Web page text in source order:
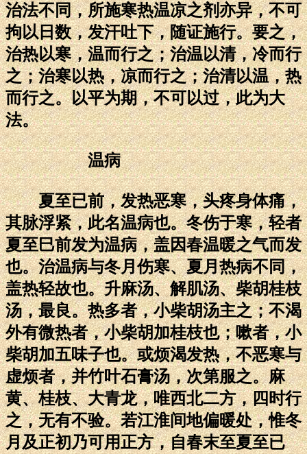
治法不同，所施寒热温凉之剂亦异，不可
拘以日数，发汗吐下，随证施行。要之，
治热以寒，温而行之；治温以清，冷而行
之；治寒以热，凉而行之；治清以温，热
而行之。以平为期，不可以过，此为大
法。
温病
夏至已前，发热恶寒，头疼身体痛，
其脉浮紧，此名温病也。冬伤于寒，轻者
夏至巳前发为温病，盖因春温暖之气而发
也。治温病与冬月伤寒、夏月热病不同，
盖热轻故也。升麻汤、解肌汤、柴胡桂枝
汤，最良。热多者，小柴胡汤主之；不渴
外有微热者，小柴胡加桂枝也；嗽者，小
柴胡加五味子也。或烦渴发热，不恶寒与
虚烦者，并竹叶石膏汤，次第服之。麻
黄、桂枝、大青龙，唯西北二方，四时行
之，无有不验。若江淮间地偏暖处，惟冬
月及正初乃可用正方，自春末至夏至已